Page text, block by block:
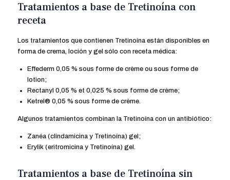
Tratamientos a base de Tretinoína con
receta
Los tratamientos que contienen Tretinoína están disponibles en
forma de crema, loción y gel sólo con receta médica:
Effederm 0,05 % sous forme de crème ou sous forme de
lotion;
Rectanyl 0,05 % et 0,025 % sous forme de crème;
Ketrel® 0,05 % sous forme de crème.
Algunos tratamientos combinan la Tretinoína con un antibiótico:
Zanéa (clindamicina y Tretinoína) gel;
Erylik (eritromicina y Tretinoína) gel.
Tratamientos a base de Tretinoína sin